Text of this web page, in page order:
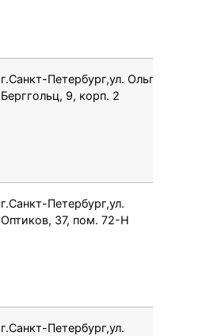
г.Санкт-Петербург,ул. Ольги
Берггольц, 9, корп. 2
г.Санкт-Петербург,ул.
Оптиков, 37, пом. 72-Н
г.Санкт-Петербург,ул.